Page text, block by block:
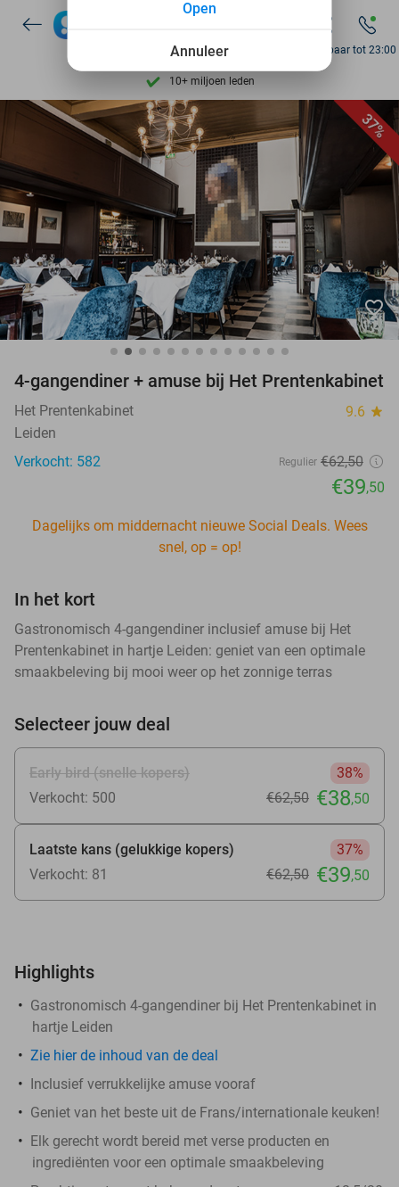
10+ miljoen leden
Ontdek 15.000+ deals
7 dagen per week beschikbaar
10+ miljoen leden
Bereikbaar tot 23:00
37%
favorite_border
4-gangendiner + amuse bij Het Prentenkabinet
Het Prentenkabinet 9.6 star
Leiden
Verkocht: 582
Regulier €62,50
€39,50
Dagelijks om middernacht nieuwe Social Deals. Wees
snel, op = op!
In het kort
Gastronomisch 4-gangendiner inclusief amuse bij Het
Prentenkabinet in hartje Leiden: geniet van een optimale
smaakbeleving bij mooi weer op het zonnige terras
Selecteer jouw deal
Early bird (snelle kopers)
38%
Verkocht: 500
€62,50 €38,50
Laatste kans (gelukkige kopers)
37%
Verkocht: 81
€62,50 €39,50
Highlights
Gastronomisch 4-gangendiner bij Het Prentenkabinet in
hartje Leiden
Zie hierde inhoud van de deal
Inclusief verrukkelijke amuse vooraf
Geniet van het beste uit de Frans/internationale keuken!
Elk gerecht wordt bereid met verse producten en
ingrediënten voor een optimale smaakbeleving
Annuleer
Open